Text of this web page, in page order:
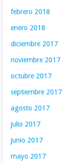
febrero 2018
enero 2018
diciembre 2017
noviembre 2017
octubre 2017
septiembre 2017
agosto 2017
julio 2017
junio 2017
mayo 2017